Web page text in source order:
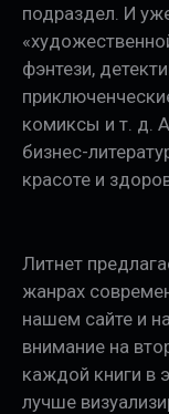
подраздел. И
фэнтези,
комиксы и т. д.
бизнес-
красоте и
Литнет
жанрах
нашем сайте и
внимание на
каждой книги в
лучше